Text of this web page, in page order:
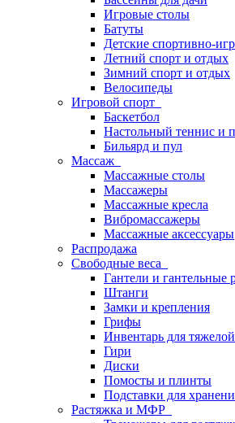
Игровые столы
Батуты
Детские спортивно-
Летний спорт и отдых
Зимний спорт и отдых
Велосипеды
Игровой спорт
Баскетбол
Настольный теннис и
Бильярд и пул
Массаж
Массажные столы
Массажеры
Массажные кресла
Вибромассажеры
Массажные аксессуары
Распродажа
Свободные веса
Гантели и гантельные
Штанги
Замки и крепления
Грифы
Инвентарь для
Гири
Диски
Помосты и плинты
Подставки для
Растяжка и МФР